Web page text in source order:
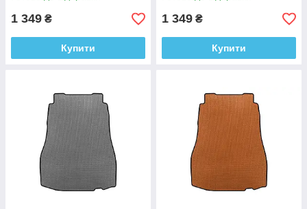
1 349 ₴
Купити
1 349 ₴
Купити